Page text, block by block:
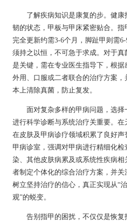
了解疾病知识是康复的步。健
韧的状态，甲板与甲床紧密贴合。
完全更新约需3-6个月，脚趾甲则需
须持之以恒，不可急于求成。对于
是关键，需在专业医生指导下，根
外用、口服或二者联合的治疗方案
本上清除真菌，防止复发。
面对复杂多样的甲病问题，选
进行科学诊断与系统治疗关重要。
在皮肤及甲病诊疗领域积累了良好
甲病诊室，强调对甲病进行精细化
染、其他皮肤病累及或系统性疾病
者制定个体化的综合治疗方案，并
树立坚持治疗的信心，真正实现从“
观”的蜕变。
告别指甲的困扰，不仅仅是恢